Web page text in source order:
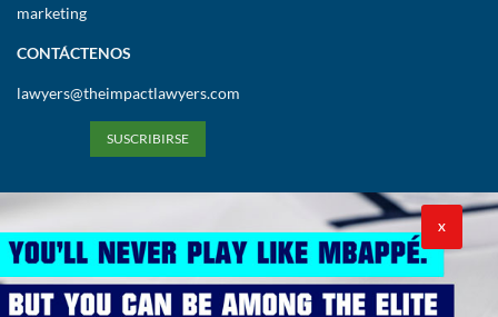
marketing
CONTÁCTENOS
lawyers@theimpactlawyers.com
SUSCRIBIRSE
X